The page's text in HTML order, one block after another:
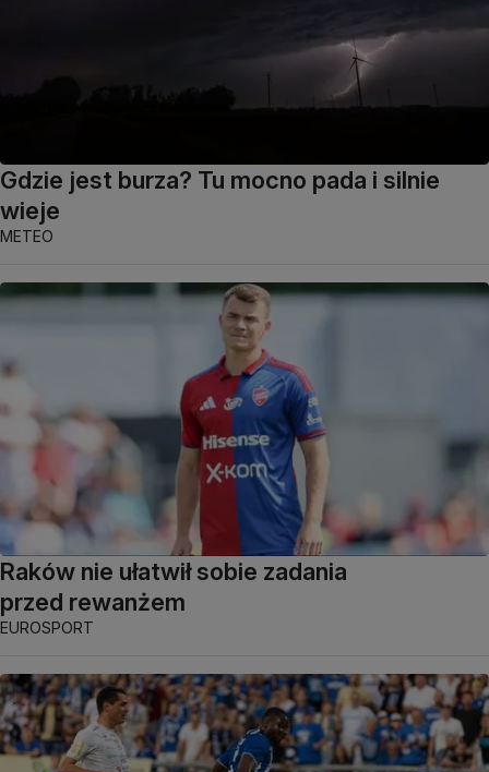
Gdzie jest burza? Tu mocno pada i silnie
wieje
METEO
Raków nie ułatwił sobie zadania
przed rewanżem
EUROSPORT